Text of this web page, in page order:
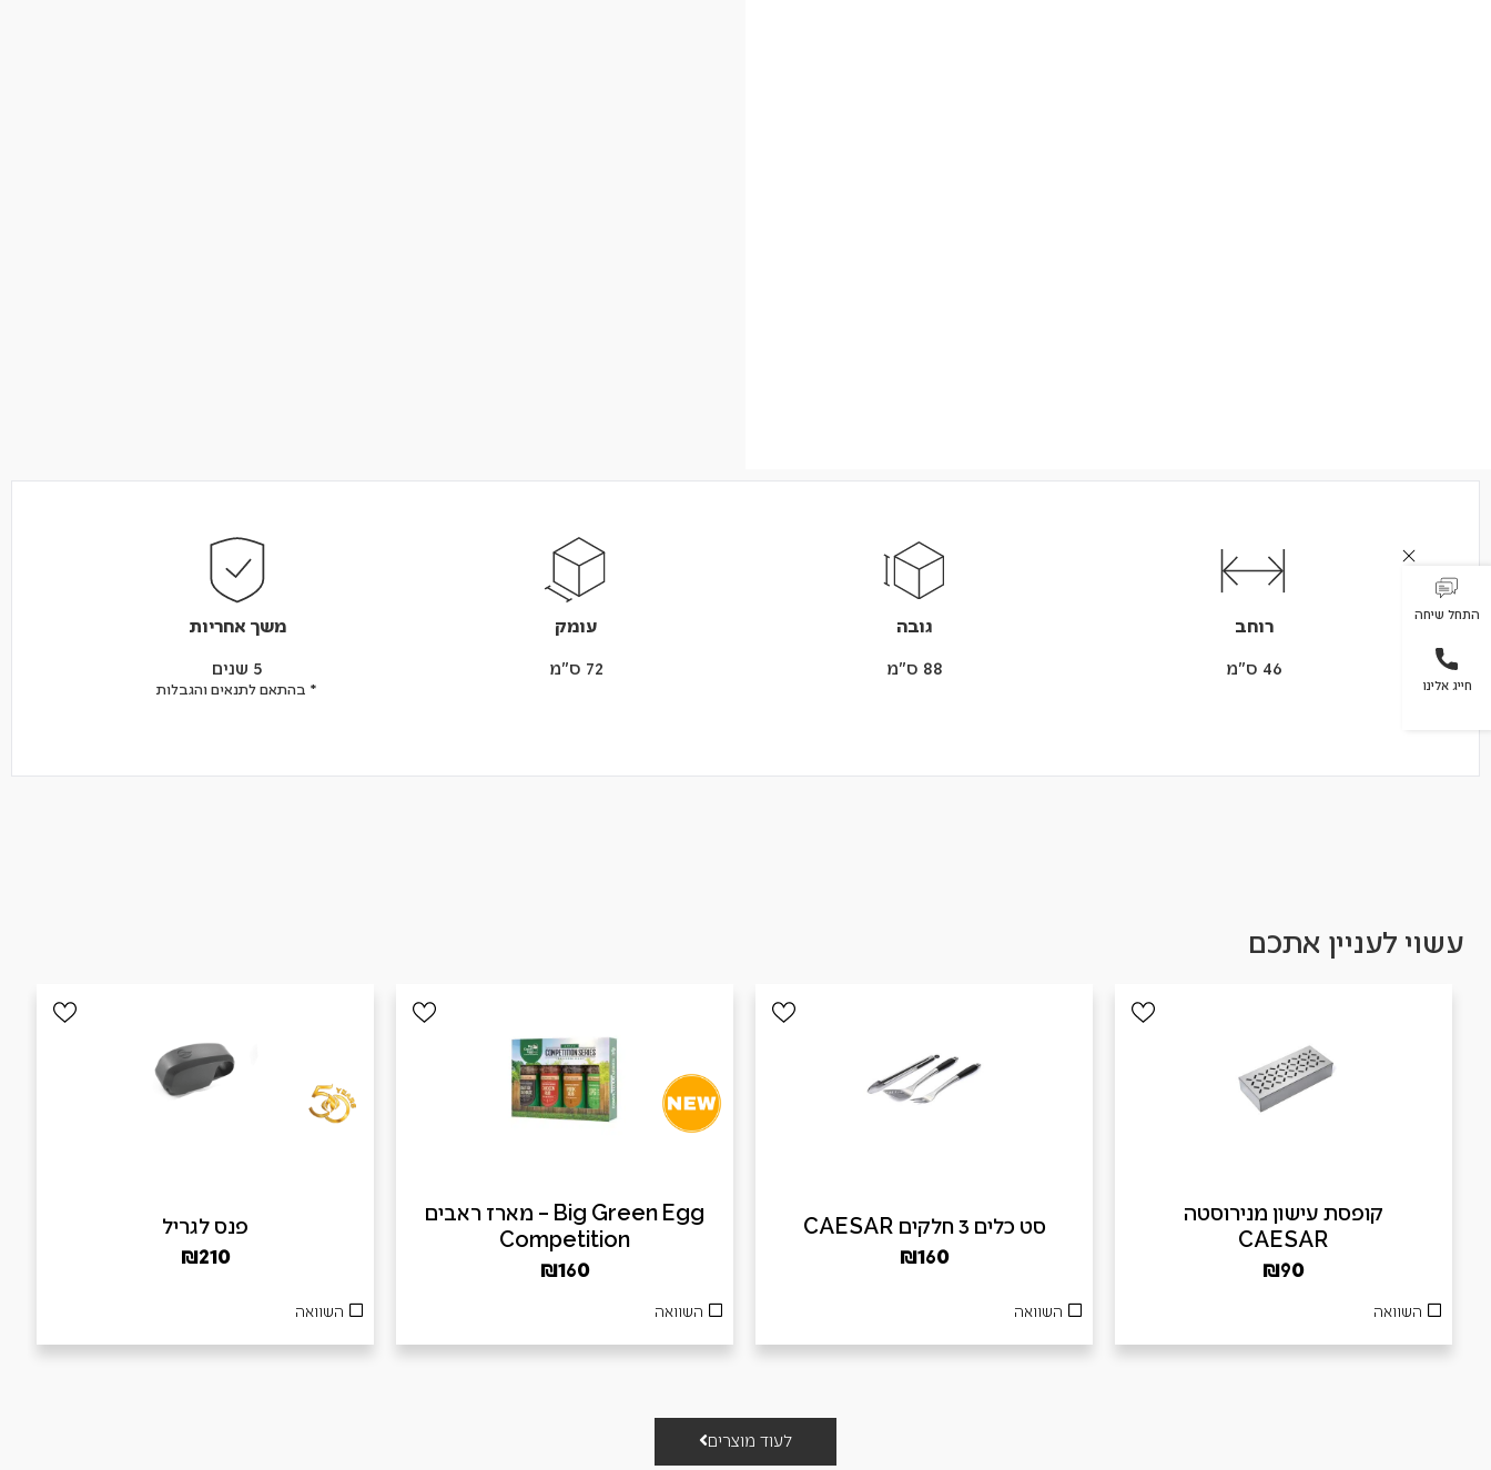
התחל שיחה
חייג אלינו
משך אחריות
5 שנים
* בהתאם לתנאים והגבלות
עומק
72 ס"מ
גובה
88 ס"מ
רוחב
46 ס"מ
עשוי לעניין אתכם
קופסת עישון מנירוסטה
CAESAR
₪90
השוואה
סט כלים 3 חלקים CAESAR
₪160
השוואה
Big Green Egg – מארז ראבים
Competition
₪160
השוואה
פנס לגריל
₪210
השוואה
לעוד מוצרים